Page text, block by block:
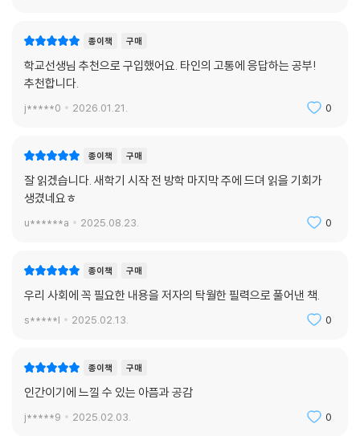
종이책 구매
학교선생님 추천으로 구입했어요. 타인의 고통에 응답하는 공부!
추천합니다.
j*****0 2026.01.21. 0
종이책 구매
잘 읽겠습니다. 새학기 시작 전 방학 마지막 주에 드뎌 읽을 기회가
생겼네요ㅎ
u******a 2025.08.23. 0
종이책 구매
우리 사회에 꼭 필요한 내용을 저자의 탁월한 필력으로 풀어낸 책.
s*****l 2025.02.13. 0
종이책 구매
인간이기에 느낄 수 있는 아픔과 공감
j*****9 2025.02.03. 0